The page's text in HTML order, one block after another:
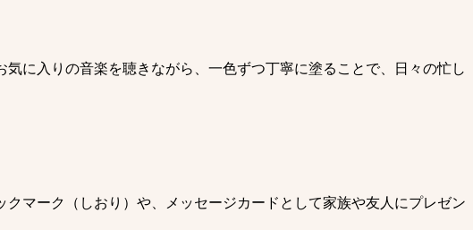
に入りの音楽を聴きながら、一色ずつ丁寧に塗ることで、日々の忙し
マーク（しおり）や、メッセージカードとして家族や友人にプレゼン